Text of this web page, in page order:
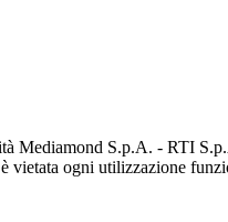
S.p.A. - RTI
vietata ogni utilizzazione